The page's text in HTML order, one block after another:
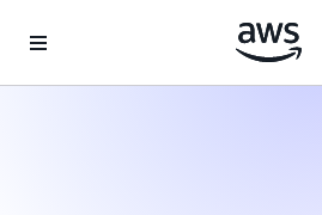
Pular para o conteúdo principal